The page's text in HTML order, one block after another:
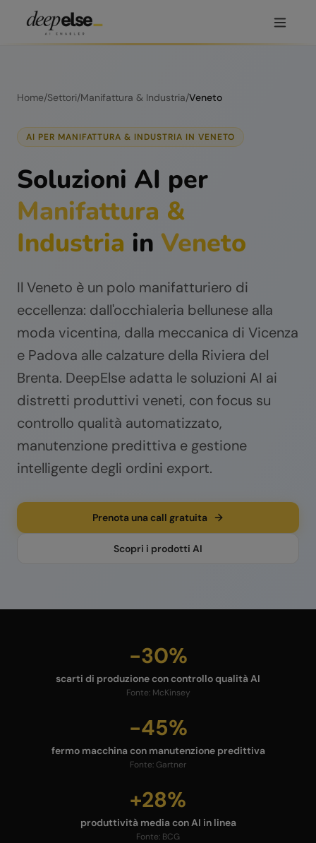
Home/Settori/Manifattura & Industria/Veneto
AI PER MANIFATTURA & INDUSTRIA IN VENETO
Soluzioni AI per
Manifattura &
Industria in Veneto
Il Veneto è un polo manifatturiero di
eccellenza: dall'occhialeria bellunese alla
moda vicentina, dalla meccanica di Vicenza
e Padova alle calzature della Riviera del
Brenta. DeepElse adatta le soluzioni AI ai
distretti produttivi veneti, con focus su
controllo qualità automatizzato,
manutenzione predittiva e gestione
intelligente degli ordini export.
Prenota una call gratuita
Scopri i prodotti AI
-30%
scarti di produzione con controllo qualità AI
Fonte: McKinsey
-45%
fermo macchina con manutenzione predittiva
Fonte: Gartner
+28%
produttività media con AI in linea
Fonte: BCG